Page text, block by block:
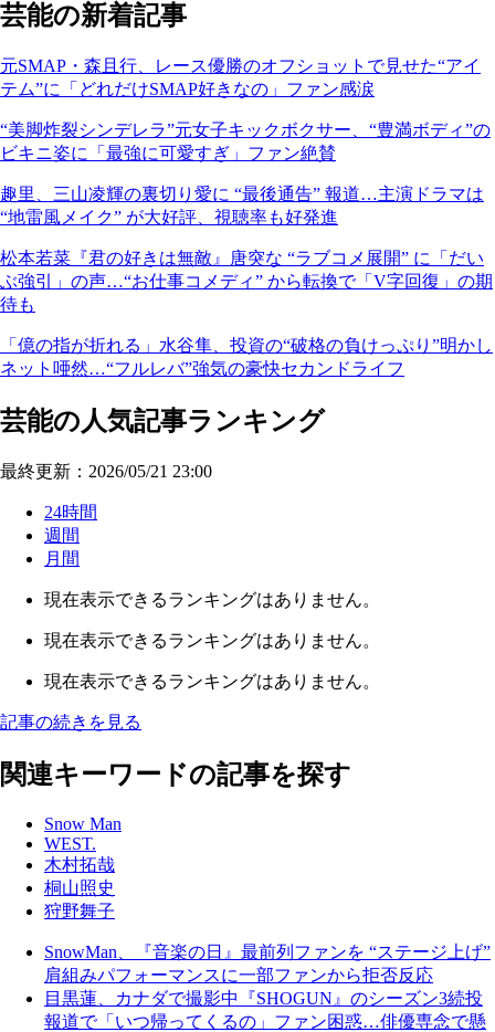
芸能の新着記事
元SMAP・森且行、レース優勝のオフショットで見せた“アイ
テム”に「どれだけSMAP好きなの」ファン感涙
“美脚炸裂シンデレラ”元女子キックボクサー、“豊満ボディ”の
ビキニ姿に「最強に可愛すぎ」ファン絶賛
趣里、三山凌輝の裏切り愛に “最後通告” 報道…主演ドラマは
“地雷風メイク” が大好評、視聴率も好発進
松本若菜『君の好きは無敵』唐突な “ラブコメ展開” に「だい
ぶ強引」の声…“お仕事コメディ” から転換で「V字回復」の期
待も
「億の指が折れる」水谷隼、投資の“破格の負けっぷり”明かし
ネット唖然…“フルレバ”強気の豪快セカンドライフ
芸能の人気記事ランキング
最終更新：2026/05/21 23:00
24時間
週間
月間
現在表示できるランキングはありません。
現在表示できるランキングはありません。
現在表示できるランキングはありません。
記事の続きを見る
関連キーワードの記事を探す
Snow Man
WEST.
木村拓哉
桐山照史
狩野舞子
SnowMan、『音楽の日』最前列ファンを “ステージ上げ”
肩組みパフォーマンスに一部ファンから拒否反応
目黒蓮、カナダで撮影中『SHOGUN』のシーズン3続投
報道で「いつ帰ってくるの」ファン困惑…俳優専念で懸